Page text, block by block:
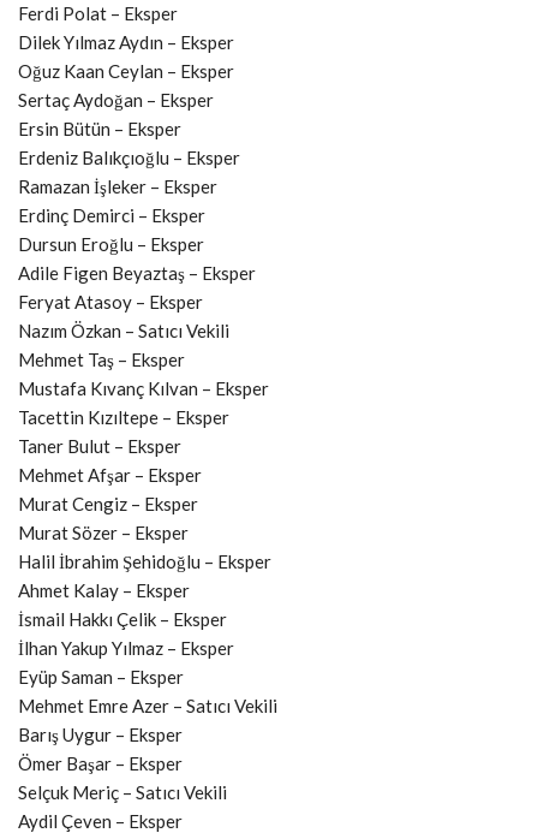
Ferdi Polat – Eksper
Dilek Yılmaz Aydın – Eksper
Oğuz Kaan Ceylan – Eksper
Sertaç Aydoğan – Eksper
Ersin Bütün – Eksper
Erdeniz Balıkçıoğlu – Eksper
Ramazan İşleker – Eksper
Erdinç Demirci – Eksper
Dursun Eroğlu – Eksper
Adile Figen Beyaztaş – Eksper
Feryat Atasoy – Eksper
Nazım Özkan – Satıcı Vekili
Mehmet Taş – Eksper
Mustafa Kıvanç Kılvan – Eksper
Tacettin Kızıltepe – Eksper
Taner Bulut – Eksper
Mehmet Afşar – Eksper
Murat Cengiz – Eksper
Murat Sözer – Eksper
Halil İbrahim Şehidoğlu – Eksper
Ahmet Kalay – Eksper
İsmail Hakkı Çelik – Eksper
İlhan Yakup Yılmaz – Eksper
Eyüp Saman – Eksper
Mehmet Emre Azer – Satıcı Vekili
Barış Uygur – Eksper
Ömer Başar – Eksper
Selçuk Meriç – Satıcı Vekili
Aydil Çeven – Eksper